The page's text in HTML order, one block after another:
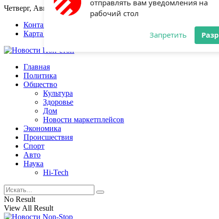
Разрешите сайту newsnonstop.ru
отправлять вам уведомления на
Четверг, Август 6, 2026
Контакты
Карта сайта
Главная
Политика
Общество
Культура
Здоровье
Дом
Новости маркетплейсов
Экономика
Происшествия
Спорт
Авто
Наука
Hi-Tech
No Result
View All Result